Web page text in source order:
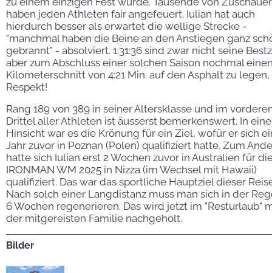
haben jeden Athleten fair angefeuert. Iulian hat auch
hierdurch besser als erwartet die wellige Strecke -
"manchmal haben die Beine an den Anstiegen ganz
gebrannt" - absolviert. 1:31:36 sind zwar nicht seine
aber zum Abschluss einer solchen Saison nochmal
Kilometerschnitt von 4:21 Min. auf den Asphalt zu legen,
Respekt!
Rang 189 von 389 in seiner Altersklasse und im
Drittel aller Athleten ist äusserst bemerkenswert. In
Hinsicht war es die Krönung für ein Ziel, wofür er sich
Jahr zuvor in Poznan (Polen) qualifiziert hatte. Zum
hatte sich Iulian erst 2 Wochen zuvor in Australien für
IRONMAN WM 2025 in Nizza (im Wechsel mit Hawaii)
qualifiziert. Das war das sportliche Hauptziel dieser
Nach solch einer Langdistanz muss man sich in der
6 Wochen regenerieren. Das wird jetzt im "Resturlaub"
der mitgereisten Familie nachgeholt.
Bilder